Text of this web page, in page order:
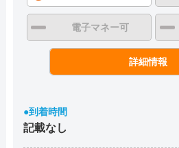
電子マネー可
詳細情報
●到着時間
記載なし